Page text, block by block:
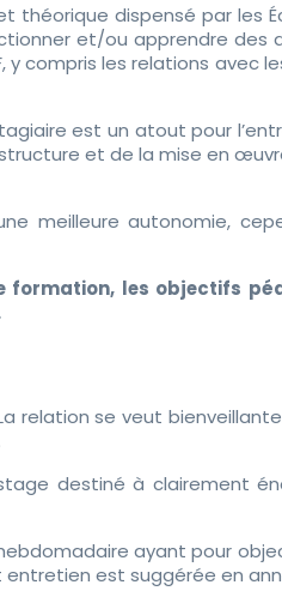
dispensé par les
et/ou apprendre
compris les relations avec
est un atout pour
et de la mise en
meilleure autonomie,
les objectifs
relation se veut
destiné à clairement
ayant pour
est suggérée en